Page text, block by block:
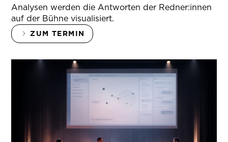
Analysen werden die Antworten der Redner:innen
auf der Bühne visualisiert.
ZUM TERMIN